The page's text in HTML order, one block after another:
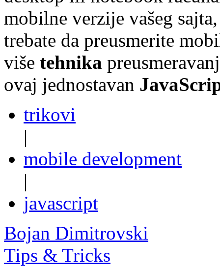
mobilne verzije vašeg
trebate da preusmerite
više tehnika
ovaj jednostavan
trikovi
|
mobile development
|
javascript
Bojan Dimitrovski
Tips & Tricks